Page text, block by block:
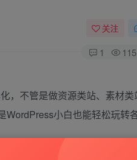
关注
1 115
，不管是做资源类站、素材类
WordPress小白也能轻松玩转